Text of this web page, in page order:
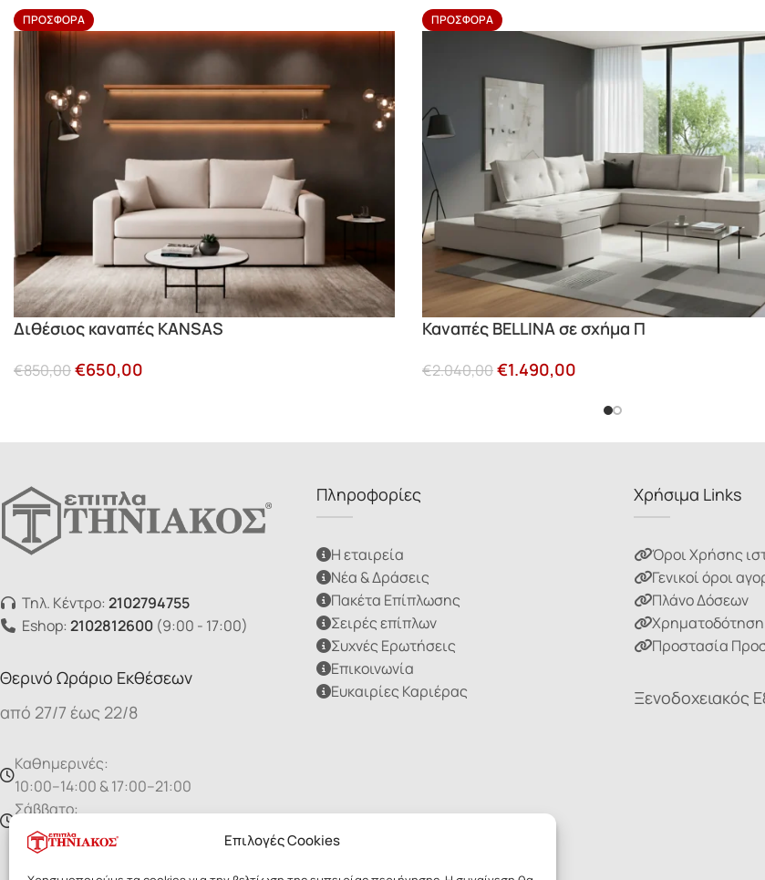
Επιλογές Cookies
ΠΡΟΣΦΟΡΆ
Διθέσιος καναπές KANSAS
€850,00€650,00
ΠΡΟΣΦΟΡΆ
Καναπές BELLINA σε σχήμα Π
€2.040,00€1.490,00
Τηλ. Κέντρο: 2102794755
Eshop: 2102812600 (9:00 - 17:00)
Θερινό Ωράριο Εκθέσεων
από 27/7 έως 22/8
Καθημερινές:
10:00–14:00 & 17:00–21:00
Σάββατο:
10:00 - 15:00
Πληροφορίες
Η εταιρεία
Νέα & Δράσεις
Πακέτα Επίπλωσης
Σειρές επίπλων
Συχνές Ερωτήσεις
Επικοινωνία
Ευκαιρίες Καριέρας
Χρήσιμα Links
Όροι Χρήσης
Γενικοί όροι
Πλάνο Δόσεων
Προστασία
Ξενοδοχειακός